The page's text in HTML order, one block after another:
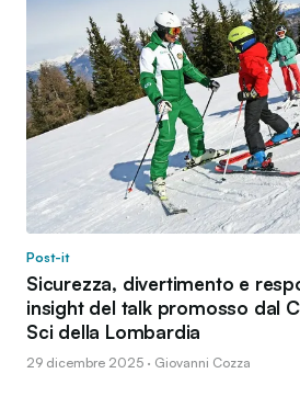
Post-it
Sicurezza, divertimento e
insight del talk promosso dal
Sci della Lombardia
29 dicembre 2025 · Giovanni Cozza